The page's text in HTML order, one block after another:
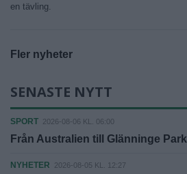
en tävling.
Fler nyheter
SENASTE NYTT
SPORT 2026-08-06 KL. 06:00
Från Australien till Glänninge Park
NYHETER 2026-08-05 KL. 12:27